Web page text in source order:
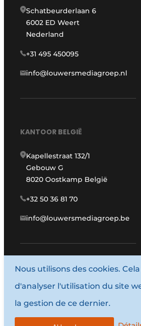
Schatbeurderlaan 6
6002 ED Weert
Nederland
+31 495 450095
info@louwersmediagroep.nl
KANTOOR BELGIË
Kapellestraat 132/1
Gebouw G
8020 Oostkamp België
+32 50 36 81 70
info@louwersmediagroep.be
www.louwersmediagroep.com
© 1987 - 2026
Termes et conditions
Nous utilisons des cookies.
d'analyser l'utilisation du site
la gestion de ce dernier.